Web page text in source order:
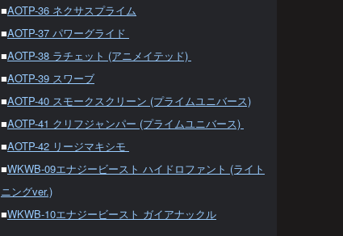
■AOTP-36 ネクサスプライム
■AOTP-37 パワーグライド
■AOTP-38 ラチェット (アニメイテッド)
■AOTP-39 スワーブ
■AOTP-40 スモークスクリーン (プライムユニバース)
■AOTP-41 クリフジャンパー (プライムユニバース)
■AOTP-42 リージマキシモ
■WKWB-09エナジービースト ハイドロファント (ライト
ニングver.)
■WKWB-10エナジービースト ガイアナックル